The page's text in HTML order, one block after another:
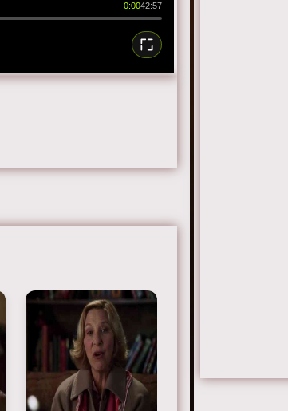
0:0042:57